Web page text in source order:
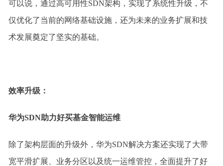
可以说，通过高可用性SDN架构，实现了系统性升级，不
仅优化了当前的网络基础设施，还为未来的业务扩展和技
术发展奠定了坚实的基础。
效率升级：
华为SDN助力好买基金智能运维
除了架构层面的升级外，华为SDN解决方案还实现了大带
宽平滑扩展、业务分区以及统一运维管控，全面提升了好